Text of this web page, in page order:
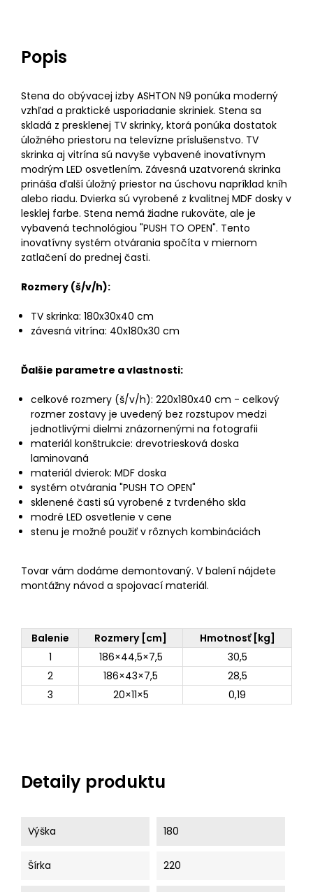
Popis
Stena do obývacej izby ASHTON N9 ponúka moderný
vzhľad a praktické usporiadanie skriniek. Stena sa
skladá z presklenej TV skrinky, ktorá ponúka dostatok
úložného priestoru na televízne príslušenstvo. TV
skrinka aj vitrína sú navyše vybavené inovatívnym
modrým LED osvetlením. Závesná uzatvorená skrinka
prináša ďalší úložný priestor na úschovu napríklad kníh
alebo riadu. Dvierka sú vyrobené z kvalitnej MDF dosky v
lesklej farbe. Stena nemá žiadne rukoväte, ale je
vybavená technológiou "PUSH TO OPEN". Tento
inovatívny systém otvárania spočíta v miernom
zatlačení do prednej časti.
Rozmery (š/v/h):
TV skrinka: 180x30x40 cm
závesná vitrína: 40x180x30 cm
Ďalšie parametre a vlastnosti:
celkové rozmery (š/v/h): 220x180x40 cm - celkový
rozmer zostavy je uvedený bez rozstupov medzi
jednotlivými dielmi znázornenými na fotografii
materiál konštrukcie: drevotriesková doska
laminovaná
materiál dvierok: MDF doska
systém otvárania "PUSH TO OPEN"
sklenené časti sú vyrobené z tvrdeného skla
modré LED osvetlenie v cene
stenu je možné použiť v rôznych kombináciách
Tovar vám dodáme demontovaný. V balení nájdete
montážny návod a spojovací materiál.
Balenie Rozmery [cm]
Hmotnosť [kg]
1
186×44,5×7,5
30,5
2
186×43×7,5
28,5
3
20×11×5 0,19
Detaily produktu
Výška 180
Šírka 220